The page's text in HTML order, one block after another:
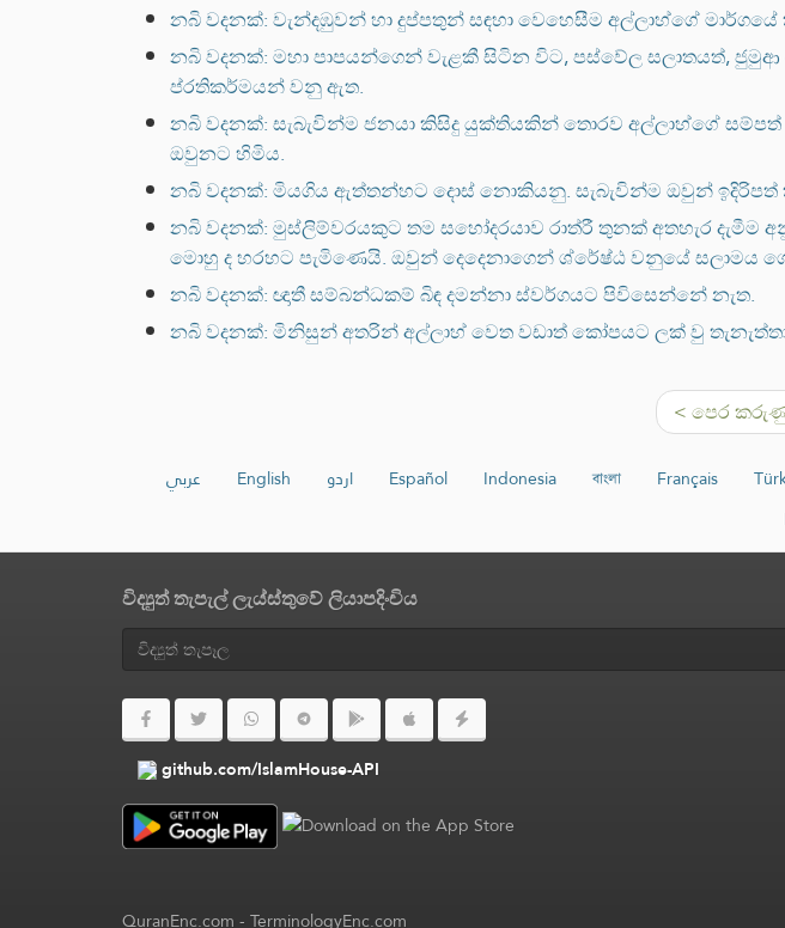
නබි වදනක්: වැන්දඹුවන් හා දුප්පතුන් සඳහා වෙහෙසීම අල්ලාහ්ගේ
නබි වදනක්: මහා පාපයන්ගෙන් වැළකී සිටින විට, පස්වේල සලාතයත්,
ප්රතිකර්මයන් වනු ඇත.
නබි වදනක්: සැබැවින්ම ජනයා කිසිදු යුක්තියකින් තොරව අල්ලාහ්ගේ
ඔවුනට හිමිය.
නබි වදනක්: මියගිය ඇත්තන්හට දොස් නොකියනු. සැබැවින්ම ඔවුන් ඉදිරිපත්
නබි වදනක්: මුස්ලිම්වරයකුට තම සහෝදරයාව රාත්රී තුනක් අතහැර
මොහු ද හරහට පැමිණෙයි. ඔවුන් දෙදෙනාගෙන් ශ්රේෂ්ඨ වනුයේ සලාමය
නබි වදනක්: ඥාතී සම්බන්ධකම් බිඳ දමන්නා ස්වර්ගයට පිවිසෙන්නේ නැත.
නබි වදනක්: මිනිසුන් අතරින් අල්ලාහ් වෙත වඩාත් කෝපයට ලක් වු
< පෙර
عربي English اردو Español Indonesia বাংলা Français
විද්‍යුත් තැපැල් ලැය්ස්තුවේ ලියාපදිංචිය
github.com/IslamHouse-API
QuranEnc.com-TerminologyEnc.com